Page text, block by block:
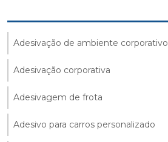
Adesivação de ambiente corporativo
Adesivação corporativa
Adesivagem de frota
Adesivo para carros personalizado